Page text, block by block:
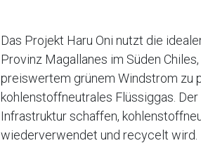
Das Projekt Haru Oni nutzt die
Provinz Magallanes im Süden
preiswertem grünem Windstrom zu
kohlenstoffneutrales Flüssiggas.
Infrastruktur schaffen,
wiederverwendet und recycelt wird.